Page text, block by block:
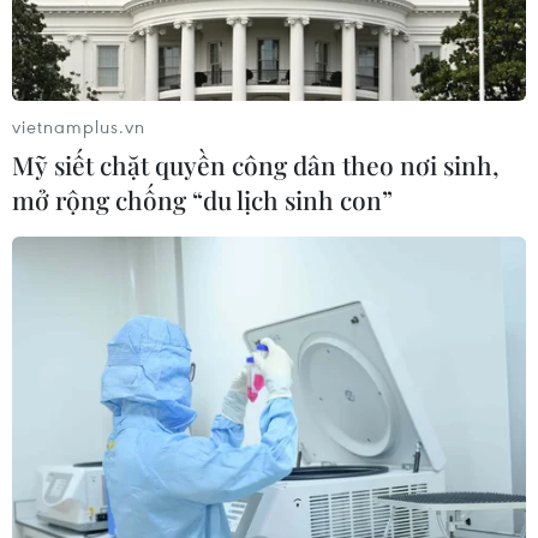
quan khu vực triển khai giải pháp
tăng thu, chống thất thu ngân
sách.
(TTXVN/Vietnam+)
vietnamplus.vn
Mỹ siết chặt quyền công dân theo nơi sinh,
mở rộng chống “du lịch sinh con”